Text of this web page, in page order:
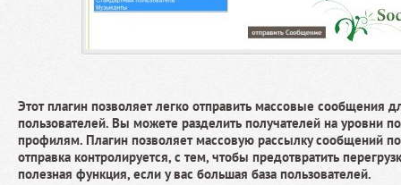
Этот плагин позволяет легко отправить массовые сообщения
пользователей. Вы можете разделить получателей на уровни
профилям. Плагин позволяет массовую рассылку сообщений
отправка контролируется, с тем, чтобы предотвратить
полезная функция, если у вас большая база пользователей.